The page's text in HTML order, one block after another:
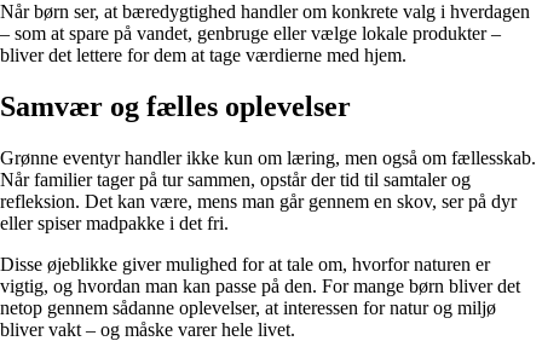
Når børn ser, at bæredygtighed handler om konkrete valg i hverdagen
– som at spare på vandet, genbruge eller vælge lokale produkter –
bliver det lettere for dem at tage værdierne med hjem.
Samvær og fælles oplevelser
Grønne eventyr handler ikke kun om læring, men også om fællesskab.
Når familier tager på tur sammen, opstår der tid til samtaler og
refleksion. Det kan være, mens man går gennem en skov, ser på dyr
eller spiser madpakke i det fri.
Disse øjeblikke giver mulighed for at tale om, hvorfor naturen er
vigtig, og hvordan man kan passe på den. For mange børn bliver det
netop gennem sådanne oplevelser, at interessen for natur og miljø
bliver vakt – og måske varer hele livet.